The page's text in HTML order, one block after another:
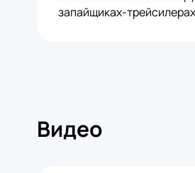
запайщиках-
Видео